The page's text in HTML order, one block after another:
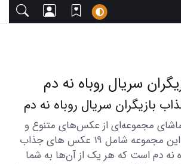
سریال روباه نه دم
مجموعه‌ای از عکس‌های متنوع و
زیبا دعوت می‌کنیم. این مجموعه شامل 19 عکس های جذاب
نه دم است که هر یک از آن‌ها به شما